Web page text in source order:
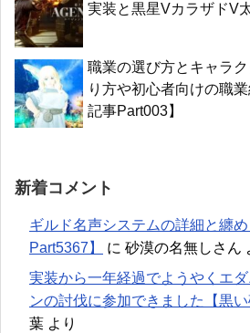
実装と黒星VカラザドV
職業の選び方とキャラ
り方や初心者向けの職
記事Part003】
新着コメント
ギルド名声システムの詳細と纏
Part5367】
に 砂漠の名無しさん
実装から一年経過でようやくエ
ンの討伐に参加できました【黒い
葉 より